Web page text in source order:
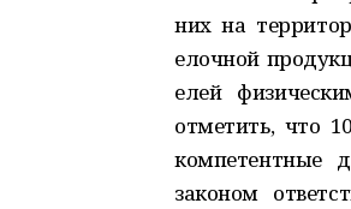
них на
елочной
елей
отметить, что
компетентные
законом